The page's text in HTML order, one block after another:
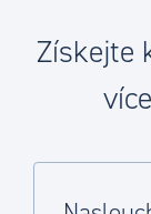
Získejte